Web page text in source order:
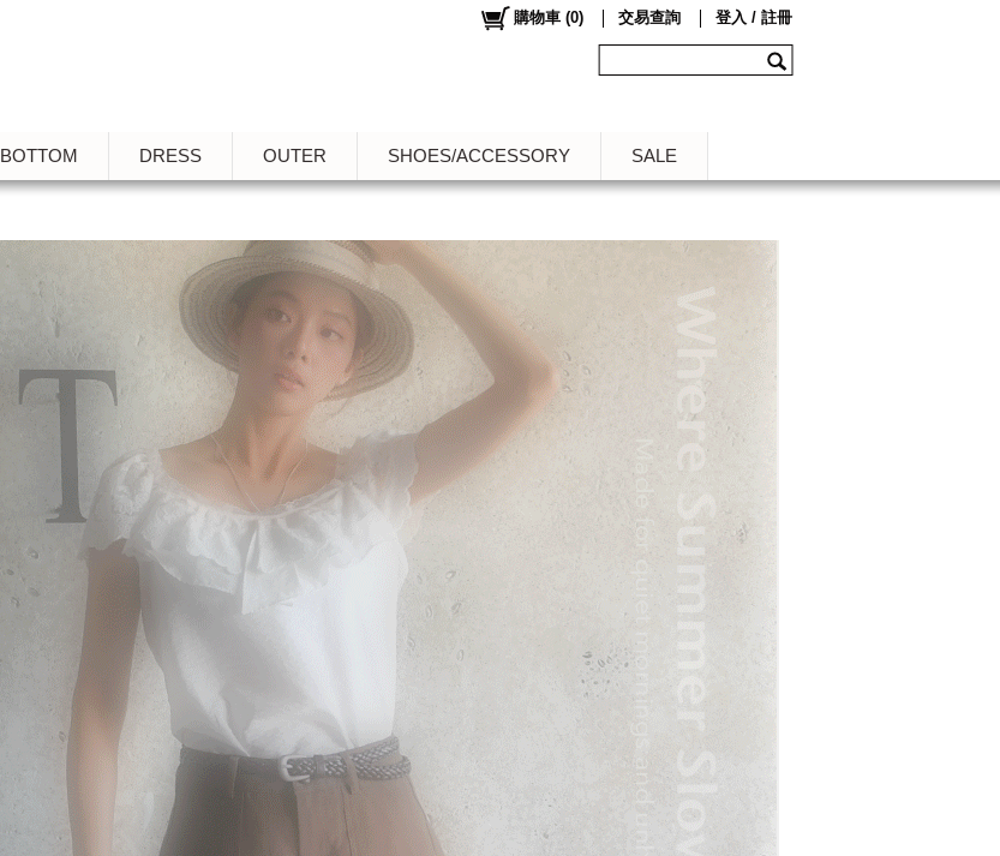
BOTTOM DRESS OUTER SHOES/ACCESSORY SALE
購物車 (0) 交易查詢 登入 / 註冊